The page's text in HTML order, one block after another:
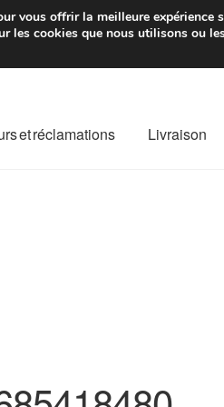
de 7 EUR
et réclamations Livraison
vous offrir la meilleure expérience
les cookies que nous utilisons ou